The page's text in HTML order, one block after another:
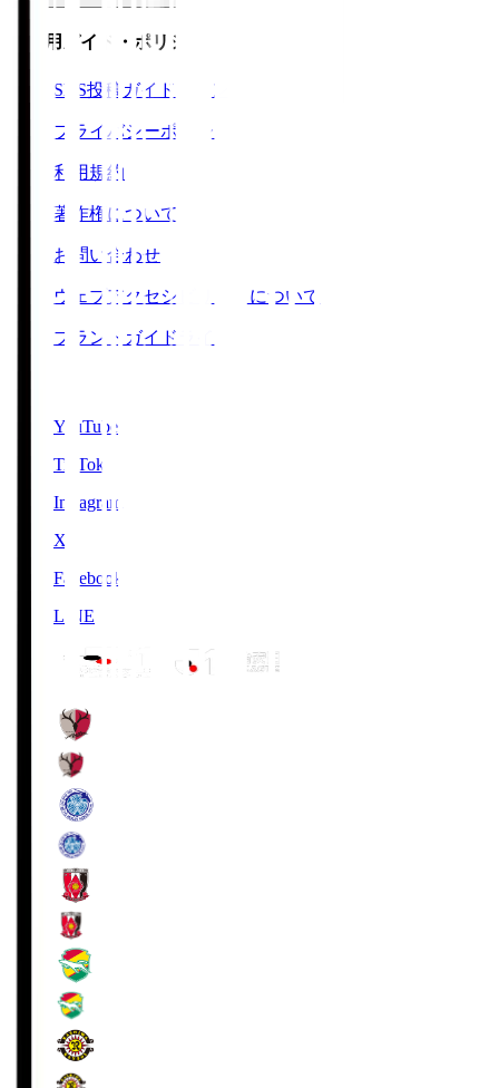
ご利用ガイド・ポリシー
SNS投稿ガイドライン
プライバシーポリシー
利用規約
著作権について
お問い合わせ
ウェブアクセシビリティについて
ブランドガイドライン
YouTube
TikTok
Instagram
X
Facebook
LINE